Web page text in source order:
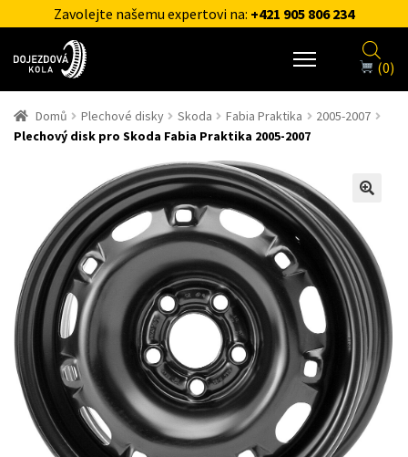
Zavolejte našemu expertovi na: +421 905 806 234
(0)
Domů Plechové disky Skoda Fabia Praktika
2005-2007
Plechový disk pro Skoda Fabia Praktika 2005-2007